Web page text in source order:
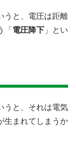
うと、電圧は距離
「 電圧降下 」とい
うと、それは電気
生まれてしまうか